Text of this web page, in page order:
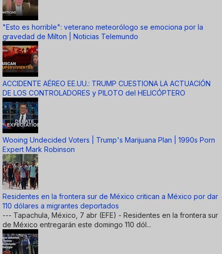
"Esto es horrible": veterano meteorólogo se emociona por la
gravedad de Milton | Noticias Telemundo
ACCIDENTE AÉREO EE.UU.: TRUMP CUESTIONA LA ACTUACIÓN
DE LOS CONTROLADORES y PILOTO del HELICÓPTERO
Wooing Undecided Voters | Trump's Marijuana Plan | 1990s Porn
Expert Mark Robinson
Residentes en la frontera sur de México critican a México por dar
110 dólares a migrantes deportados
--- Tapachula, México, 7 abr (EFE) - Residentes en la frontera sur
de México entregarán este domingo 110 dól...